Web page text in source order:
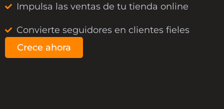
Impulsa las ventas de tu tienda online
Convierte seguidores en clientes fieles
Crece ahora